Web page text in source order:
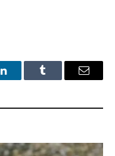
LinkedInTumblr Email